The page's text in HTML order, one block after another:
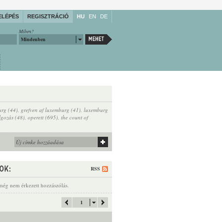
REGISZTRÁCIÓ HU EN DE
Miben?
Mindenben
(44), grefven af luxemburg (41), luxemburg
(48), operett (695), the count of
RSS
nem érkezett hozzászólás.
1